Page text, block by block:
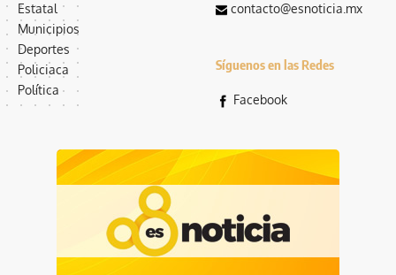
Estatal
Municipios
Deportes
Policiaca
Política
contacto@esnoticia.mx
Síguenos en las Redes
Facebook